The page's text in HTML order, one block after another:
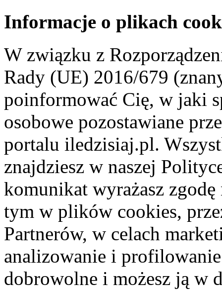
Informacje o plikach
W związku z
Rady (UE) 2016/679
poinformować Cię, w jaki
osobowe pozostawiane
portalu iledzisiaj.pl.
znajdziesz w naszej
komunikat wyrażasz
tym w plików cookies,
Partnerów, w celach
analizowanie i
dobrowolne i możesz ją w